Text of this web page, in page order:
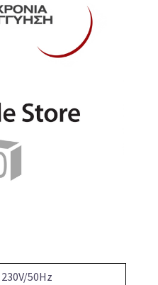
230V/50Hz